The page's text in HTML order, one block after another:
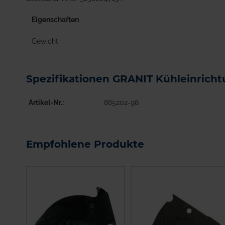
Eigenschaften
Gewicht
Spezifikationen GRANIT
Artikel-Nr. 865202-98
Empfohlene Produkte